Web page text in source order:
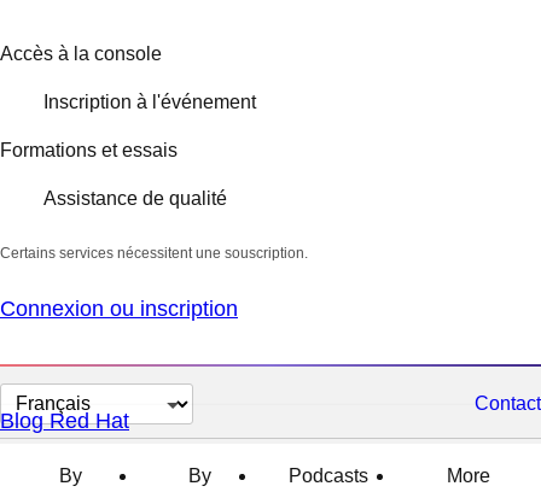
Accès à la console
Inscription à l'événement
Formations et essais
Assistance de qualité
Certains services nécessitent une souscription.
Connexion ou inscription
Changer
la
langue
Contact
Blog Red Hat
By
By
Podcasts
More